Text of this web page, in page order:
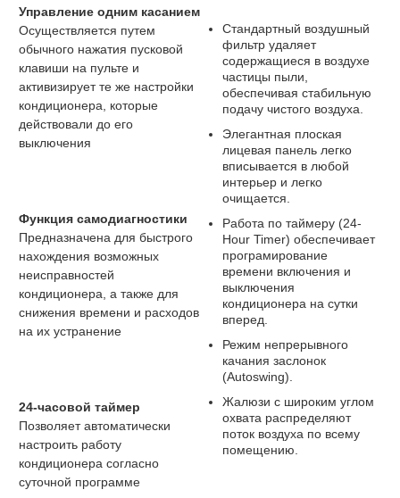
Управление одним касанием
Осуществляется путем
обычного нажатия пусковой
клавиши на пульте и
активизирует те же настройки
кондиционера, которые
действовали до его
выключения
Функция самодиагностики
Предназначена для быстрого
нахождения возможных
неисправностей
кондиционера, а также для
снижения времени и расходов
на их устранение
24-часовой таймер
Позволяет автоматически
настроить работу
кондиционера согласно
суточной программе
Стандартный воздушный
фильтр удаляет
содержащиеся в воздухе
частицы пыли,
обеспечивая стабильную
подачу чистого воздуха.
Элегантная плоская
лицевая панель легко
вписывается в любой
интерьер и легко
очищается.
Работа по таймеру (24-
Hour Timer) обеспечивает
програмирование
времени включения и
выключения
кондиционера на сутки
вперед.
Режим непрерывного
качания заслонок
(Autoswing).
Жалюзи с широким углом
охвата распределяют
поток воздуха по всему
помещению.